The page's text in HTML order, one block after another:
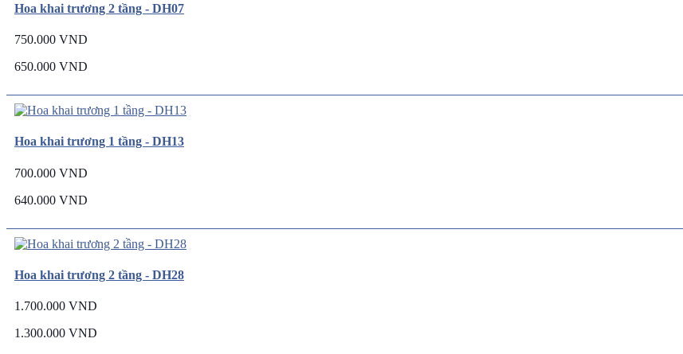
Hoa khai trương 2 tầng - DH07
750.000 VND
650.000 VND
Hoa khai trương 1 tầng - DH13
700.000 VND
640.000 VND
Hoa khai trương 2 tầng - DH28
1.700.000 VND
1.300.000 VND